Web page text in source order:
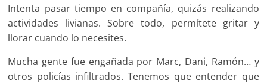
Intenta pasar tiempo en compañía, quizás realizando
actividades livianas. Sobre todo, permítete gritar y
llorar cuando lo necesites.
Mucha gente fue engañada por Marc, Dani, Ramón… y
otros policías infiltrados. Tenemos que entender que